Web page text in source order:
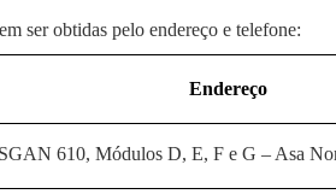
ser obtidas pelo endereço e telefone:
Endereço
SGAN 610, Módulos D, E, F e G – Asa